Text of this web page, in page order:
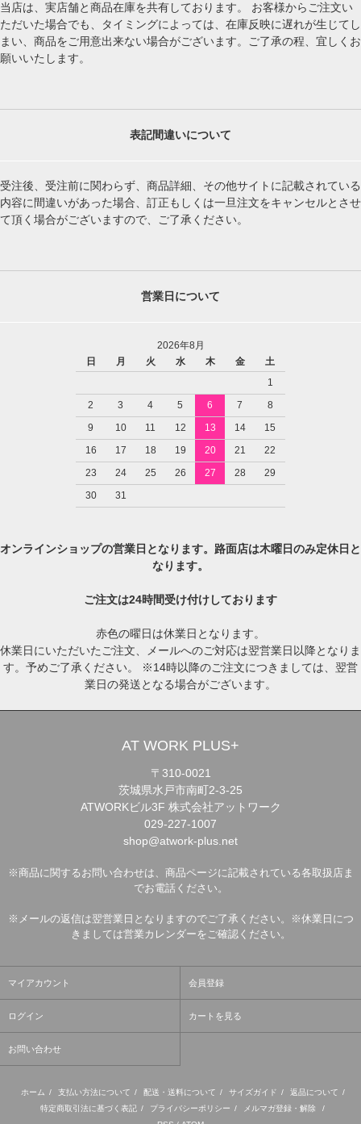
当店は、実店舗と商品在庫を共有しております。 お客様からご注文い
ただいた場合でも、タイミングによっては、在庫反映に遅れが生じてし
まい、商品をご用意出来ない場合がございます。ご了承の程、宜しくお
願いいたします。
表記間違いについて
受注後、受注前に関わらず、商品詳細、その他サイトに記載されている
内容に間違いがあった場合、訂正もしくは一旦注文をキャンセルとさせ
て頂く場合がございますので、ご了承ください。
営業日について
2026年8月
日
月 火 水 木 金
土
1
2
3 4 5 6 7
8
9
10 11 12 13 14
15
16
17 18 19 20 21
22
23
24 25 26 27 28
29
30
31
オンラインショップの営業日となります。路面店は木曜日のみ定休日と
なります。
ご注文は24時間受け付けしております
赤色の曜日は休業日となります。
休業日にいただいたご注文、メールへのご対応は翌営業日以降となりま
す。予めご了承ください。 ※14時以降のご注文につきましては、翌営
業日の発送となる場合がございます。
AT WORK PLUS+
〒310-0021
茨城県水戸市南町2-3-25
ATWORKビル3F 株式会社アットワーク
029-227-1007
shop@atwork-plus.net
※商品に関するお問い合わせは、商品ページに記載されている各取扱店ま
でお電話ください。
※メールの返信は翌営業日となりますのでご了承ください。※休業日につ
きましては営業カレンダーをご確認ください。
マイアカウント 会員登録
ログイン カートを見る
お問い合わせ
ホーム / 支払い方法について / 配送・送料について / サイズガイド / 返品について /
特定商取引法に基づく表記 / プライバシーポリシー / メルマガ登録・解除
/